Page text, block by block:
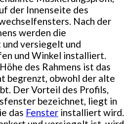
der Innenseite des
Nach der
werden die
versiegelt und
und Winkel installiert.
des Rahmens ist das
begrenzt, obwohl der alte
Der Vorteil des Profils,
bezeichnet, liegt in
das Fenster installiert wird.